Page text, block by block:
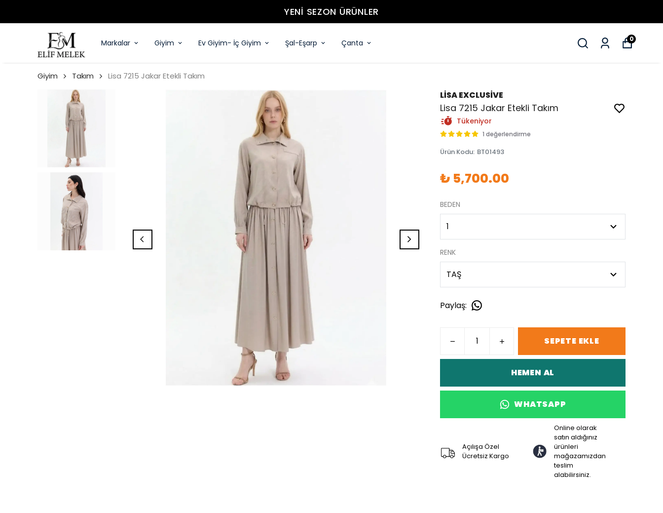
YENİ SEZON ÜRÜNLER
Markalar Giyim Ev Giyim- İç Giyim Şal-Eşarp Çanta 0
Giyim Takım Lisa 7215 Jakar Etekli Takım
LİSA EXCLUSİVE
Lisa 7215 Jakar Etekli Takım
Tükeniyor
1 değerlendirme
Ürün Kodu: BT01493
₺ 5,700.00
BEDEN
RENK
Paylaş:
SEPETE EKLE
HEMEN AL
WHATSAPP
Açılışa Özel
Ücretsiz Kargo
Online olarak
satın aldığınız
ürünleri
mağazamızdan
teslim
alabilirsiniz.